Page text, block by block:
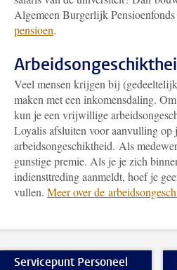
Algemeen Burgerlijk
pensioen.
Veel mensen krijgen bij
maken met een inkomensdaling.
kun je een vrijwillige
Loyalis afsluiten voor aanvulling op
arbeidsongeschiktheid. Als
gunstige premie. Als je je zich
indiensttreding aanmeldt, hoef je
vullen. Meer over de
Servicepunt Personeel